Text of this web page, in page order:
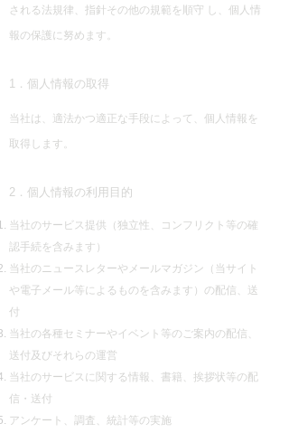
される法規律、指針その他の規範を順守 し、個人情
報の保護に努めます。
1．個人情報の取得
当社は、適法かつ適正な手段によって、個人情報を
取得します。
2．個人情報の利用目的
当社のサービス提供（独立性、コンフリクト等の確
認手続を含みます）
当社のニュースレターやメールマガジン（当サイト
や電子メール等によるものを含みます）の配信、送
付
当社の各種セミナーやイベント等のご案内の配信、
送付及びそれらの運営
当社のサービスに関する情報、書籍、挨拶状等の配
信・送付
アンケート、調査、統計等の実施